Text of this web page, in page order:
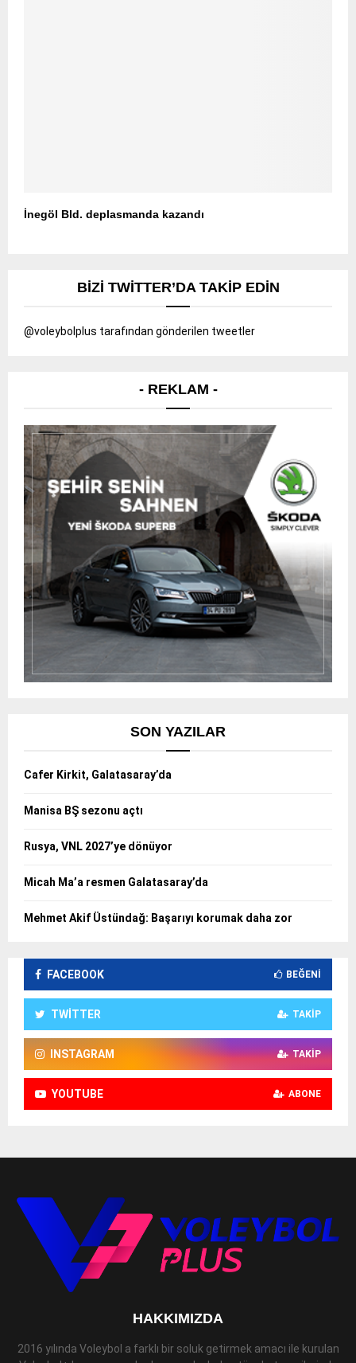
İnegöl Bld. deplasmanda kazandı
BIZI TWITTER’DA TAKIP EDIN
@voleybolplus tarafından gönderilen tweetler
- REKLAM -
SON YAZILAR
Cafer Kirkit, Galatasaray’da
Manisa BŞ sezonu açtı
Rusya, VNL 2027’ye dönüyor
Micah Ma’a resmen Galatasaray’da
Mehmet Akif Üstündağ: Başarıyı korumak daha zor
FACEBOOK BEĞENI
TWITTER TAKIP
INSTAGRAM TAKIP
YOUTUBE ABONE
HAKKIMIZDA
2016 yılında Voleybol a farklı bir soluk getirmek amacı ile kurulan